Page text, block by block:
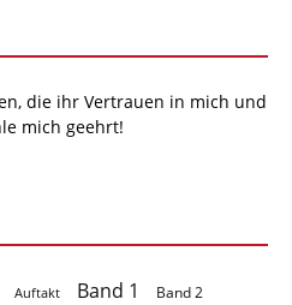
die ihr Vertrauen in mich und
mich geehrt!
Auftakt Band 1 Band 2